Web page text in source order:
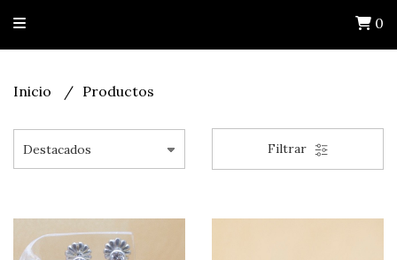
0
Inicio Productos
Filtrar